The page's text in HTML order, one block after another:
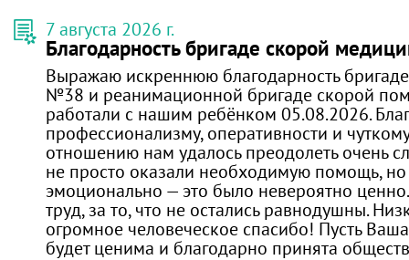
7 августа 2026 г.
Благодарность бригаде скорой
Выражаю искреннюю благодарность
№38 и реанимационной бригаде скорой
работали с нашим ребёнком 05.08.2026.
профессионализму, оперативности и
отношению нам удалось преодолеть очень
не просто оказали необходимую помощь,
эмоционально — это было невероятно
труд, за то, что не остались равнодушны.
огромное человеческое спасибо! Пусть
будет ценима и благодарно принята